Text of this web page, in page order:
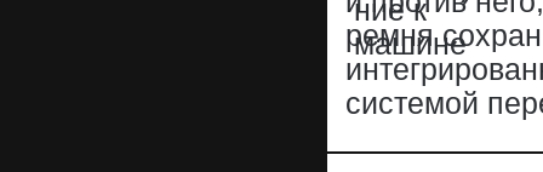
ремня
системой